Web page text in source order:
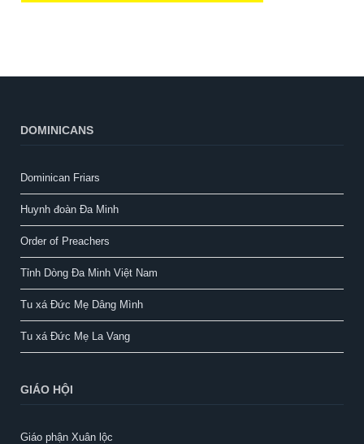
DOMINICANS
Dominican Friars
Huynh đoàn Đa Minh
Order of Preachers
Tỉnh Dòng Đa Minh Việt Nam
Tu xá Đức Mẹ Dâng Mình
Tu xá Đức Mẹ La Vang
GIÁO HỘI
Giáo phận Xuân lộc